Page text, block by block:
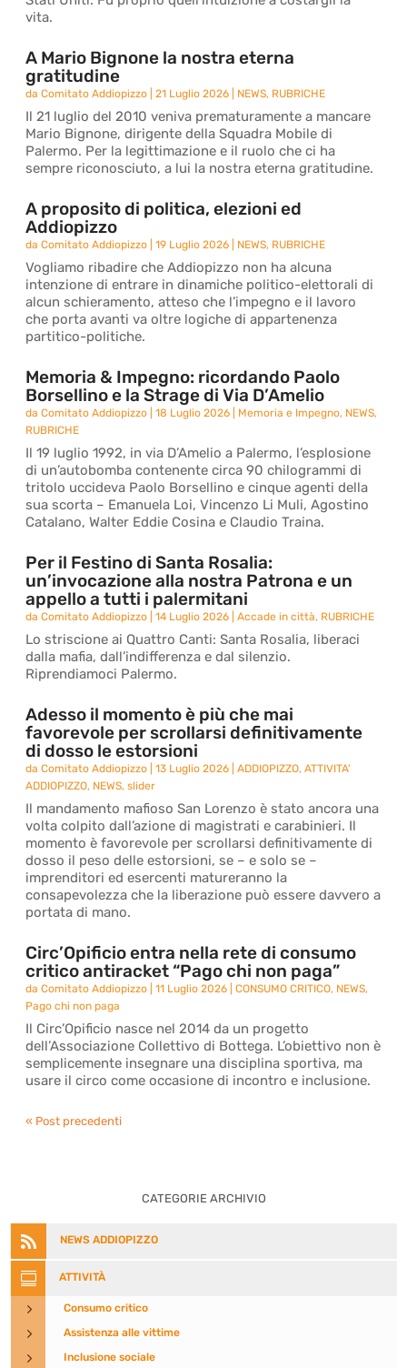
vita.
A Mario Bignone la nostra eterna
gratitudine
daComitato Addiopizzo |21 Luglio 2026 NEWS, RUBRICHE
Il 21 luglio del 2010 veniva prematuramente a mancare
Mario Bignone, dirigente della Squadra Mobile di
Palermo. Per la legittimazione e il ruolo che ci ha
sempre riconosciuto, a lui la nostra eterna gratitudine.
A proposito di politica, elezioni ed
Addiopizzo
daComitato Addiopizzo |19 Luglio 2026 NEWS, RUBRICHE
Vogliamo ribadire che Addiopizzo non ha alcuna
intenzione di entrare in dinamiche politico-elettorali di
alcun schieramento, atteso che l’impegno e il lavoro
che porta avanti va oltre logiche di appartenenza
partitico-politiche.
Memoria & Impegno: ricordando Paolo
Borsellino e la Strage di Via D’Amelio
daComitato Addiopizzo |18 Luglio 2026 Memoria e Impegno, NEWS,
RUBRICHE
Il 19 luglio 1992, in via D’Amelio a Palermo, l’esplosione
di un’autobomba contenente circa 90 chilogrammi di
tritolo uccideva Paolo Borsellino e cinque agenti della
sua scorta – Emanuela Loi, Vincenzo Li Muli, Agostino
Catalano, Walter Eddie Cosina e Claudio Traina.
Per il Festino di Santa Rosalia:
un’invocazione alla nostra Patrona e un
appello a tutti i palermitani
daComitato Addiopizzo |14 Luglio 2026 |Accade in città, RUBRICHE
Lo striscione ai Quattro Canti: Santa Rosalia, liberaci
dalla mafia, dall’indifferenza e dal silenzio.
Riprendiamoci Palermo.
Adesso il momento è più che mai
favorevole per scrollarsi definitivamente
di dosso le estorsioni
daComitato Addiopizzo |13 Luglio 2026 |ADDIOPIZZO,ATTIVITA'
ADDIOPIZZO, NEWS,slider
Il mandamento mafioso San Lorenzo è stato ancora una
volta colpito dall’azione di magistrati e carabinieri. Il
momento è favorevole per scrollarsi definitivamente di
dosso il peso delle estorsioni, se – e solo se –
imprenditori ed esercenti matureranno la
consapevolezza che la liberazione può essere davvero a
portata di mano.
Circ’Opificio entra nella rete di consumo
critico antiracket “Pago chi non paga”
daComitato Addiopizzo |11 Luglio 2026 |CONSUMO CRITICO, NEWS,
Pago chi non paga
Il Circ’Opificio nasce nel 2014 da un progetto
dell’Associazione Collettivo di Bottega. L’obiettivo non è
semplicemente insegnare una disciplina sportiva, ma
usare il circo come occasione di incontro e inclusione.
« Post precedenti
CATEGORIE ARCHIVIO
 NEWS ADDIOPIZZO
 ATTIVITÀ
5 Consumo critico
5 Assistenza alle vittime
5 Inclusione sociale